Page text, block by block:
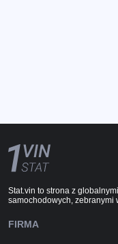
Stat.vin to strona z
samochodowych, zebranymi
FIRMA